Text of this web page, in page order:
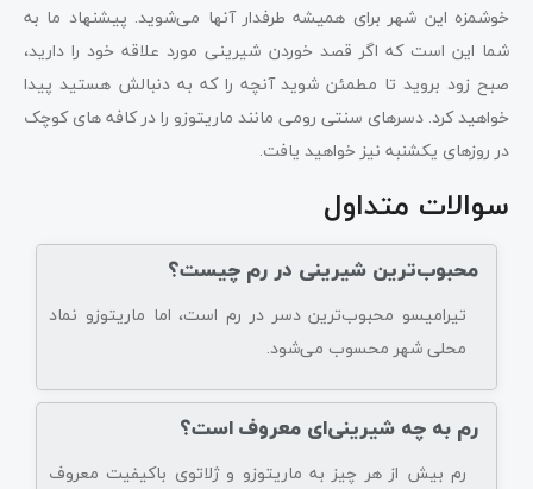
خوشمزه این شهر برای همیشه طرفدار آنها می‌شوید. پیشنهاد ما به
شما این است که اگر قصد خوردن شیرینی مورد علاقه خود را دارید،
صبح زود بروید تا مطمئن شوید آنچه را که به دنبالش هستید پیدا
خواهید کرد. دسرهای سنتی رومی مانند ماریتوزو را در کافه های کوچک
در روزهای یکشنبه نیز خواهید یافت.
سوالات متداول
محبوب‌ترین شیرینی در رم چیست؟
تیرامیسو محبوب‌ترین دسر در رم است، اما ماریتوزو نماد
محلی شهر محسوب می‌شود.
رم به چه شیرینی‌ای معروف است؟
رم بیش از هر چیز به ماریتوزو و ژلاتوی باکیفیت معروف